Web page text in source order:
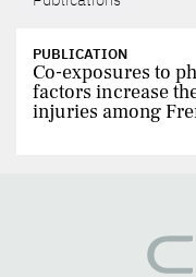
PUBLICATION
Co-exposures to
factors increase
injuries among